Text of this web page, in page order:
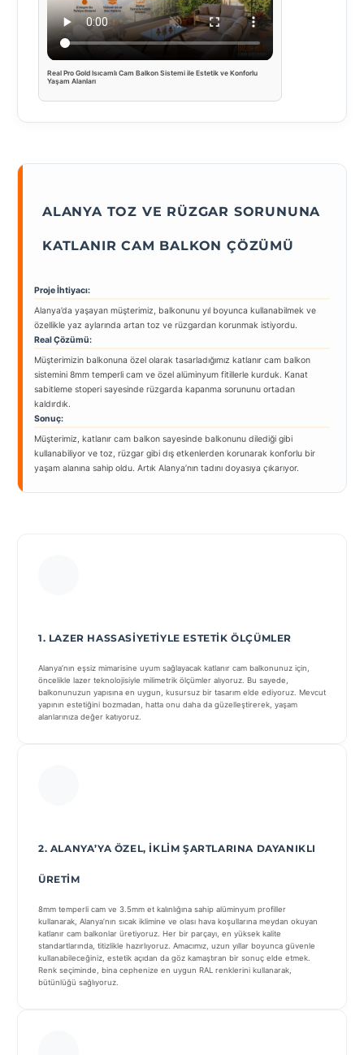
Real Pro Gold Isıcamlı Cam Balkon Sistemi ile Estetik ve Konforlu
Yaşam Alanları
ALANYA TOZ VE RÜZGAR SORUNUNA
KATLANIR CAM BALKON ÇÖZÜMÜ
Proje İhtiyacı:
Alanya’da yaşayan müşterimiz, balkonunu yıl boyunca kullanabilmek ve
özellikle yaz aylarında artan toz ve rüzgardan korunmak istiyordu.
Real Çözümü:
Müşterimizin balkonuna özel olarak tasarladığımız katlanır cam balkon
sistemini 8mm temperli cam ve özel alüminyum fitillerle kurduk. Kanat
sabitleme stoperi sayesinde rüzgarda kapanma sorununu ortadan
kaldırdık.
Sonuç:
Müşterimiz, katlanır cam balkon sayesinde balkonunu dilediği gibi
kullanabiliyor ve toz, rüzgar gibi dış etkenlerden korunarak konforlu bir
yaşam alanına sahip oldu. Artık Alanya’nın tadını doyasıya çıkarıyor.
1. LAZER HASSASIYETIYLE ESTETIK ÖLÇÜMLER
Alanya’nın eşsiz mimarisine uyum sağlayacak katlanır cam balkonunuz için,
öncelikle lazer teknolojisiyle milimetrik ölçümler alıyoruz. Bu sayede,
balkonunuzun yapısına en uygun, kusursuz bir tasarım elde ediyoruz. Mevcut
yapının estetiğini bozmadan, hatta onu daha da güzelleştirerek, yaşam
alanlarınıza değer katıyoruz.
2. ALANYA’YA ÖZEL, İKLIM ŞARTLARINA DAYANIKLI
ÜRETIM
8mm temperli cam ve 3.5mm et kalınlığına sahip alüminyum profiller
kullanarak, Alanya’nın sıcak iklimine ve olası hava koşullarına meydan okuyan
katlanır cam balkonlar üretiyoruz. Her bir parçayı, en yüksek kalite
standartlarında, titizlikle hazırlıyoruz. Amacımız, uzun yıllar boyunca güvenle
kullanabileceğiniz, estetik açıdan da göz kamaştıran bir sonuç elde etmek.
Renk seçiminde, bina cephenize en uygun RAL renklerini kullanarak,
bütünlüğü sağlıyoruz.